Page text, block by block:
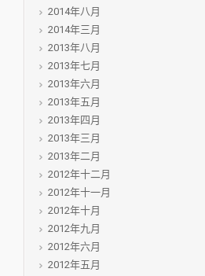
2014年八月
2014年三月
2013年八月
2013年七月
2013年六月
2013年五月
2013年四月
2013年三月
2013年二月
2012年十二月
2012年十一月
2012年十月
2012年九月
2012年六月
2012年五月